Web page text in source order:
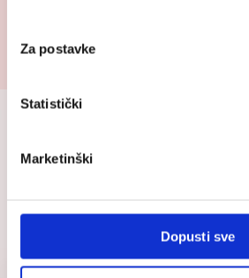
Za postavke
Statistički
Marketinški
Dopusti sve
Cybex ljetna navlaka Cloud Z2